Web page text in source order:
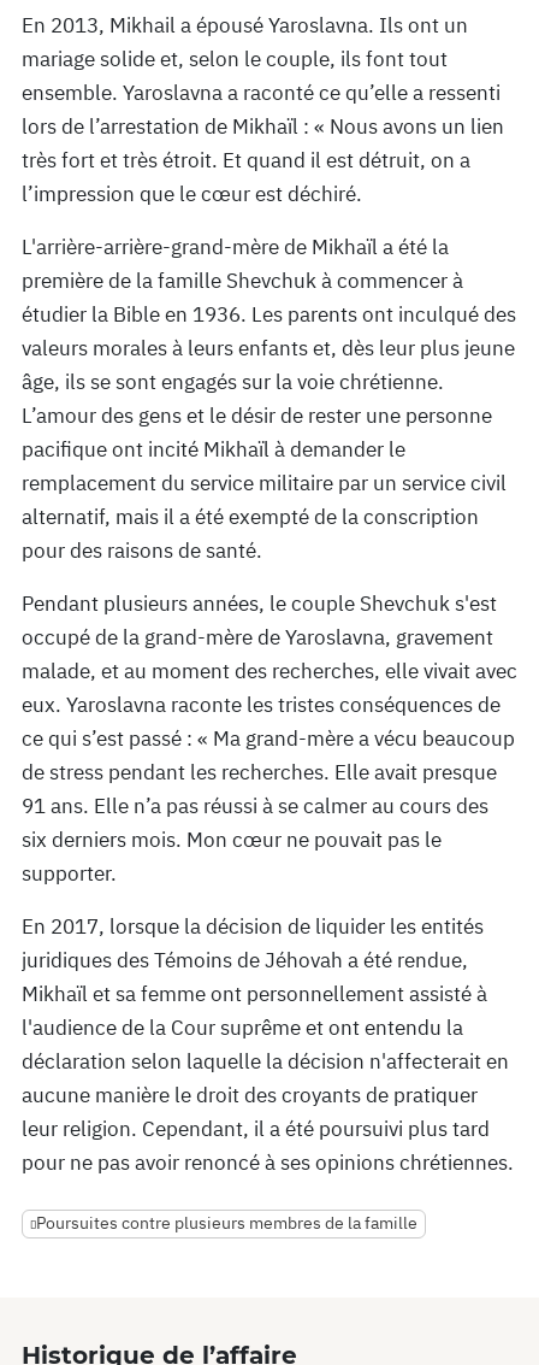
En 2013, Mikhail a épousé Yaroslavna. Ils ont un
mariage solide et, selon le couple, ils font tout
ensemble. Yaroslavna a raconté ce qu’elle a ressenti
lors de l’arrestation de Mikhaïl : « Nous avons un lien
très fort et très étroit. Et quand il est détruit, on a
l’impression que le cœur est déchiré.
L'arrière-arrière-grand-mère de Mikhaïl a été la
première de la famille Shevchuk à commencer à
étudier la Bible en 1936. Les parents ont inculqué des
valeurs morales à leurs enfants et, dès leur plus jeune
âge, ils se sont engagés sur la voie chrétienne.
L’amour des gens et le désir de rester une personne
pacifique ont incité Mikhaïl à demander le
remplacement du service militaire par un service civil
alternatif, mais il a été exempté de la conscription
pour des raisons de santé.
Pendant plusieurs années, le couple Shevchuk s'est
occupé de la grand-mère de Yaroslavna, gravement
malade, et au moment des recherches, elle vivait avec
eux. Yaroslavna raconte les tristes conséquences de
ce qui s’est passé : « Ma grand-mère a vécu beaucoup
de stress pendant les recherches. Elle avait presque
91 ans. Elle n’a pas réussi à se calmer au cours des
six derniers mois. Mon cœur ne pouvait pas le
supporter.
En 2017, lorsque la décision de liquider les entités
juridiques des Témoins de Jéhovah a été rendue,
Mikhaïl et sa femme ont personnellement assisté à
l'audience de la Cour suprême et ont entendu la
déclaration selon laquelle la décision n'affecterait en
aucune manière le droit des croyants de pratiquer
leur religion. Cependant, il a été poursuivi plus tard
pour ne pas avoir renoncé à ses opinions chrétiennes.
Poursuites contre plusieurs membres de la famille
Historique de l’affaire